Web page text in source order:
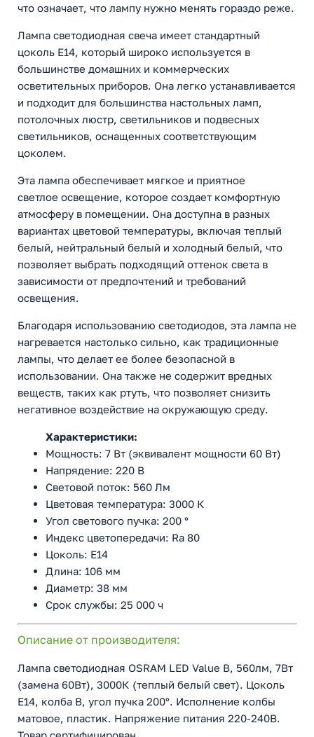
что означает, что лампу нужно менять гораздо реже.
Лампа светодиодная свеча имеет стандартный
цоколь E14, который широко используется в
большинстве домашних и коммерческих
осветительных приборов. Она легко устанавливается
и подходит для большинства настольных ламп,
потолочных люстр, светильников и подвесных
светильников, оснащенных соответствующим
цоколем.
Эта лампа обеспечивает мягкое и приятное
светлое освещение, которое создает комфортную
атмосферу в помещении. Она доступна в разных
вариантах цветовой температуры, включая теплый
белый, нейтральный белый и холодный белый, что
позволяет выбрать подходящий оттенок света в
зависимости от предпочтений и требований
освещения.
Благодаря использованию светодиодов, эта лампа не
нагревается настолько сильно, как традиционные
лампы, что делает ее более безопасной в
использовании. Она также не содержит вредных
веществ, таких как ртуть, что позволяет снизить
негативное воздействие на окружающую среду.
Характеристики:
Мощность: 7 Вт (эквивалент мощности 60 Вт)
Напрядение: 220 В
Световой поток: 560 Лм
Цветовая температура: 3000 К
Угол светового пучка: 200 °
Индекс цветопередачи: Ra 80
Цоколь: E14
Длина: 106 мм
Диаметр: 38 мм
Срок службы: 25 000 ч
Описание от производителя:
Лампа светодиодная OSRAM LED Value B, 560лм, 7Вт
(замена 60Вт), 3000К (теплый белый свет). Цоколь
E14, колба B, угол пучка 200°. Исполнение колбы
матовое, пластик. Напряжение питания 220-240В.